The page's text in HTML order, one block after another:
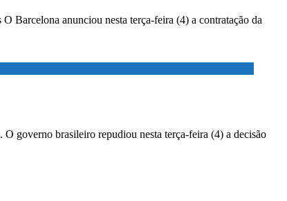
Barcelona anunciou nesta terça-feira (4) a contratação da
governo brasileiro repudiou nesta terça-feira (4) a decisão